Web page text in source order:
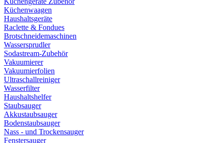
Küchenwaagen
Haushaltsgeräte
Raclette & Fondues
Brotschneidemaschinen
Wassersprudler
Sodastream-Zubehör
Vakuumierer
Vakuumierfolien
Ultraschallreiniger
Wasserfilter
Haushaltshelfer
Staubsauger
Akkustaubsauger
Bodenstaubsauger
Nass - und Trockensauger
Fenstersauger